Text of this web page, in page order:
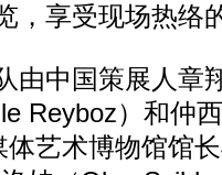
，享受现场热络
中国策展人章
Reyboz）和仲
体艺术博物馆馆